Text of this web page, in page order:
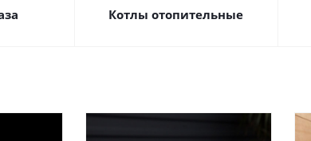
Котлы отопительные